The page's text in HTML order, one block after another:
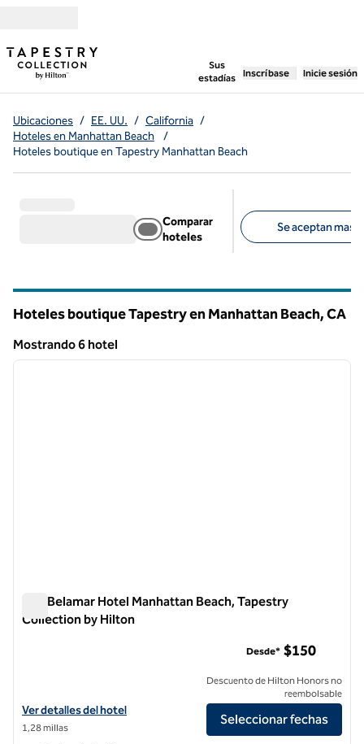
Sus
estadías
, abre una pestaña
Inscríbase Inicie sesión
Ubicaciones / EE. UU. / California /
Hoteles en Manhattan Beach
/
Hoteles boutique en Tapestry Manhattan Beach
Comparar
hoteles
Se aceptan
Hoteles boutique Tapestry en Manhattan Beach,CA
Mostrando 6 hotel
Mostrando 6 hotel
1 de 12
The Belamar Hotel Manhattan Beach, Tapestry
Collection by Hilton
Ver detalles del hotel The Belamar Manhattan Beach, Tapestry
Ver detalles del hotel
1,28 millas
Desde* $150
Descuento de Hilton Honors no
reembolsable
Seleccionar fechas